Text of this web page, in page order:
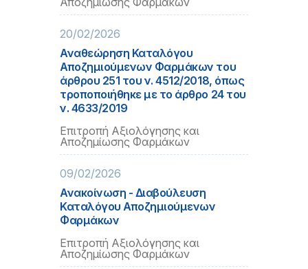
20/02/2026
Αναθεώρηση Καταλόγου
Αποζημιούμενων Φαρμάκων του
άρθρου 251 του ν. 4512/2018, όπως
τροποποιήθηκε με το άρθρο 24 του
ν. 4633/2019
Επιτροπή Αξιολόγησης και
Αποζημίωσης Φαρμάκων
09/02/2026
Ανακοίνωση - Διαβούλευση
Καταλόγου Αποζημιούμενων
Φαρμάκων
Επιτροπή Αξιολόγησης και
Αποζημίωσης Φαρμάκων